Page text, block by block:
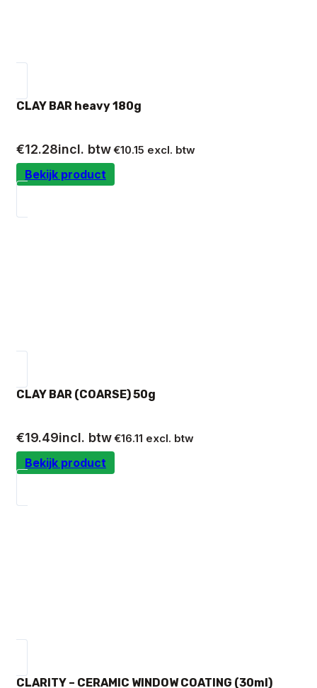
CLAY BAR heavy 180g
€12.28incl. btw€10.15 excl. btw
Bekijk product
CLAY BAR (COARSE) 50g
€19.49incl. btw€16.11 excl. btw
Bekijk product
CLARITY – CERAMIC WINDOW COATING (30ml)